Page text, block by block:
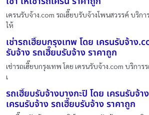
เครนรับจ้าง.com รถเฮี๊ยบรับจ้างโพนสวรรค์ บริกา
ให้
เช่ารถเฮี๊ยบกรุงเทพ โดย เครนรับจ้าง
รับจ้าง รถเฮี๊ยบรับจ้าง ราคาถูก
เช่ารถเฮี๊ยบกรุงเทพ โดย เครนรับจ้าง.com บริการ
เ
รถเฮี๊ยบรับจ้างบางกะปิ โดย เครนรับจ้
เครนรับจ้าง รถเฮี๊ยบรับจ้าง ราคาถูก